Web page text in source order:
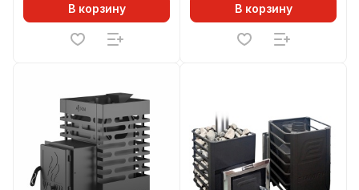
В корзину В корзину